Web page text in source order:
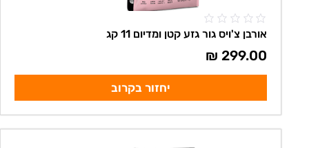
אורבן צ'ויס גור גזע קטן ומדיום 11 קג
299.00
₪
יחזור בקרוב